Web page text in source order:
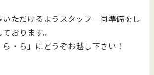
ただけるようスタッフ一同準備をし
おります。
・ら」にどうぞお越し下さい！